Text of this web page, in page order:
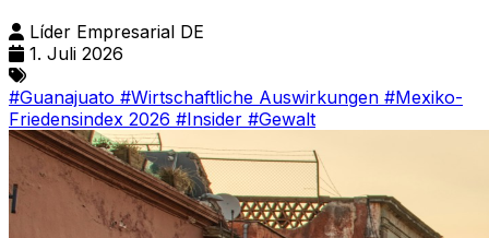
Líder Empresarial DE
1. Juli 2026
#Guanajuato #Wirtschaftliche Auswirkungen #Mexiko-
Friedensindex 2026 #Insider #Gewalt